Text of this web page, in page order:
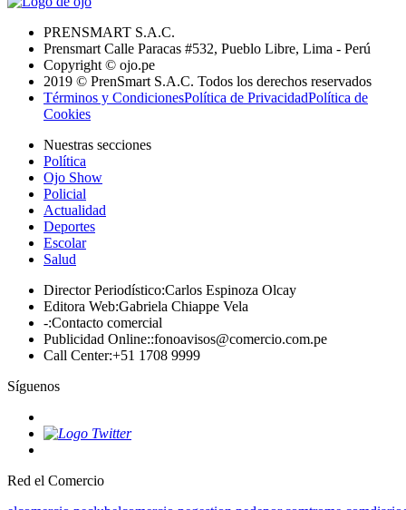
PRENSMART S.A.C.
Prensmart Calle Paracas #532, Pueblo Libre, Lima - Perú
Copyright © ojo.pe
2019 © PrenSmart S.A.C. Todos los derechos reservados
Términos y CondicionesPolítica de PrivacidadPolítica de
Cookies
Nuestras secciones
Política
Ojo Show
Policial
Actualidad
Deportes
Escolar
Salud
Director Periodístico:Carlos Espinoza Olcay
Editora Web:Gabriela Chiappe Vela
-:Contacto comercial
Publicidad Online::fonoavisos@comercio.com.pe
Call Center:+51 1708 9999
Síguenos
Red el Comercio